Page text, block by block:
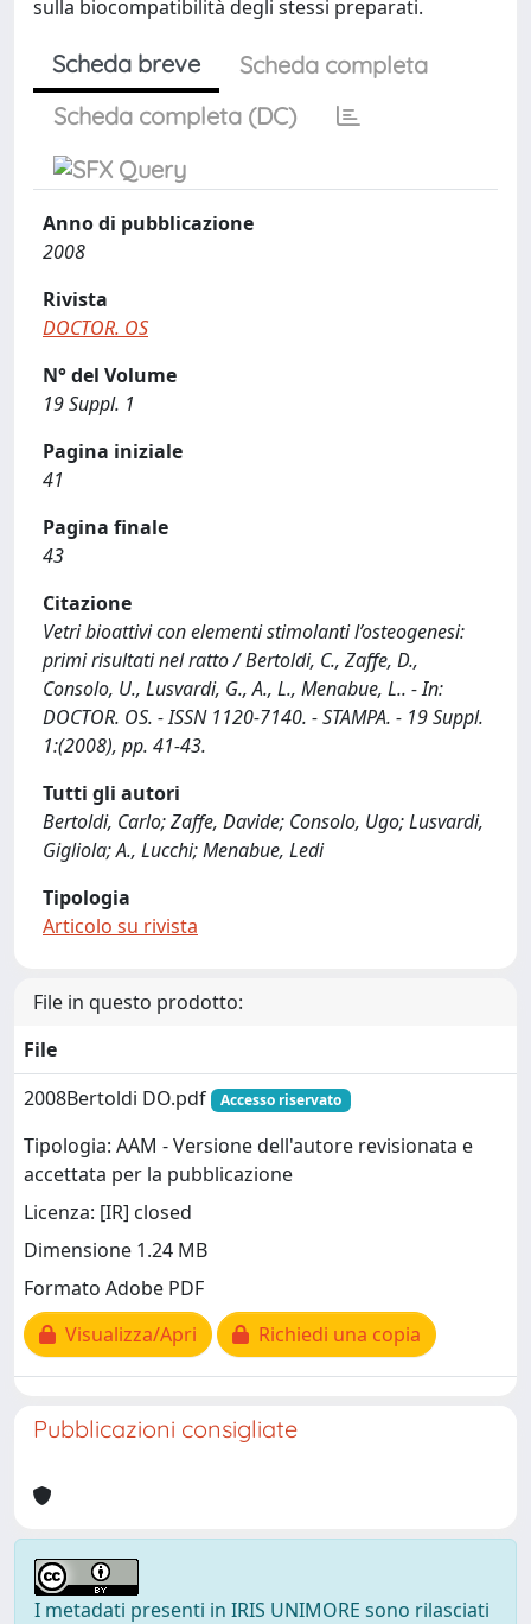
sulla biocompatibilità degli stessi preparati.
Scheda breve
Scheda completa
Scheda completa (DC)
Anno di pubblicazione
2008
Rivista
DOCTOR. OS
N° del Volume
19 Suppl. 1
Pagina iniziale
41
Pagina finale
43
Citazione
Vetri bioattivi con elementi stimolanti l’osteogenesi:
primi risultati nel ratto / Bertoldi, C., Zaffe, D.,
Consolo, U., Lusvardi, G., A., L., Menabue, L.. - In:
DOCTOR. OS. - ISSN 1120-7140. - STAMPA. - 19 Suppl.
1:(2008), pp. 41-43.
Tutti gli autori
Bertoldi, Carlo; Zaffe, Davide; Consolo, Ugo; Lusvardi,
Gigliola; A., Lucchi; Menabue, Ledi
Tipologia
Articolo su rivista
File in questo prodotto:
File
2008Bertoldi DO.pdf
Accesso riservato
Tipologia: AAM - Versione dell'autore revisionata e
accettata per la pubblicazione
Licenza: [IR] closed
Dimensione 1.24 MB
Formato Adobe PDF
Visualizza/Apri
Richiedi una copia
Pubblicazioni consigliate
I metadati presenti in IRIS UNIMORE sono rilasciati